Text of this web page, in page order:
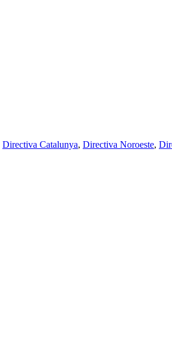
Directiva Catalunya, Directiva Noroeste,